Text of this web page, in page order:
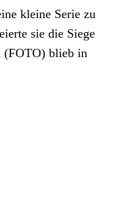
kleine Serie zu
sie die Siege
(FOTO) blieb in